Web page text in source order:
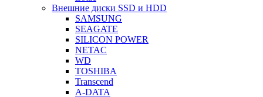
Внешние диски SSD и HDD
SAMSUNG
SEAGATE
SILICON POWER
NETAC
WD
TOSHIBA
Transcend
A-DATA